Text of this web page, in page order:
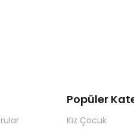
Popüler
Kız Çocuk